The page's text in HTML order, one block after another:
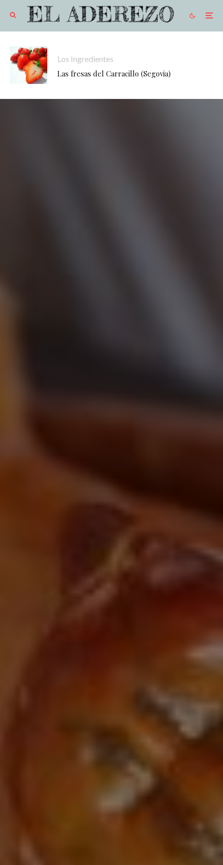
Los Ingredientes
Las fresas del Carracillo (Segovia)